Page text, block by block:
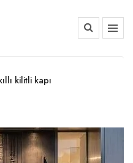
kilitli kapı